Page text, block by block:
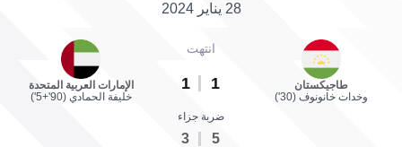
28 يناير 2024
طاجيكستان
وخدات خانونوف (30')
انتهت
1
1
ضربة جزاء
5
3
الإمارات العربية المتحدة
خليفة الحمادي (90'+5')